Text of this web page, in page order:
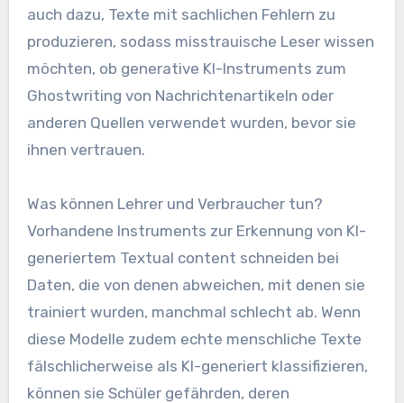
auch dazu, Texte mit sachlichen Fehlern zu
produzieren, sodass misstrauische Leser wissen
möchten, ob generative KI-Instruments zum
Ghostwriting von Nachrichtenartikeln oder
anderen Quellen verwendet wurden, bevor sie
ihnen vertrauen.
Was können Lehrer und Verbraucher tun?
Vorhandene Instruments zur Erkennung von KI-
generiertem Textual content schneiden bei
Daten, die von denen abweichen, mit denen sie
trainiert wurden, manchmal schlecht ab. Wenn
diese Modelle zudem echte menschliche Texte
fälschlicherweise als KI-generiert klassifizieren,
können sie Schüler gefährden, deren